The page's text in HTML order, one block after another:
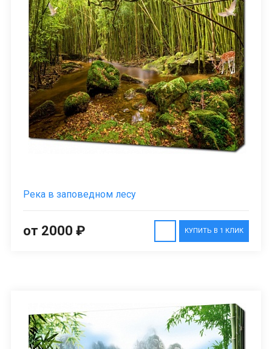
Река в заповедном лесу
КУПИТЬ В 1 КЛИК
от 2000 ₽